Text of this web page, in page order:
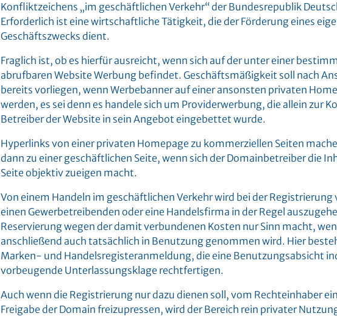
Konfliktzeichens „im geschäftlichen Verkehr“ der Bundesrepublik
Erforderlich ist eine wirtschaftliche Tätigkeit, die der Förderung eines
Geschäftszwecks dient.
Fraglich ist, ob es hierfür ausreicht, wenn sich auf der unter einer
abrufbaren Website Werbung befindet. Geschäftsmäßigkeit soll nach
bereits vorliegen, wenn Werbebanner auf einer ansonsten privaten
werden, es sei denn es handele sich um Providerwerbung, die allein zur
Betreiber der Website in sein Angebot eingebettet wurde.
Hyperlinks von einer privaten Homepage zu kommerziellen Seiten
dann zu einer geschäftlichen Seite, wenn sich der Domainbetreiber die
Seite objektiv zueigen macht.
Von einem Handeln im geschäftlichen Verkehr wird bei der Registrierung
einen Gewerbetreibenden oder eine Handelsfirma in der Regel
Reservierung wegen der damit verbundenen Kosten nur Sinn macht,
anschließend auch tatsächlich in Benutzung genommen wird. Hier
Marken- und Handelsregisteranmeldung, die eine Benutzungsabsicht
vorbeugende Unterlassungsklage rechtfertigen.
Auch wenn die Registrierung nur dazu dienen soll, vom Rechteinhaber
Freigabe der Domain freizupressen, wird der Bereich rein privater